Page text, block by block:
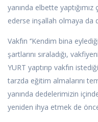
yanında elbette
ederse inşallah olmaya da
Vakfın ‘’Kendim bina
şartlarını sıraladığı,
YURT yaptırıp vakfın
tarzda eğitim almalarını
yanında dedelerimizin
yeniden ihya etmek de